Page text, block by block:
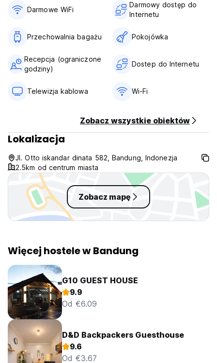
Zasady dotyczące dzieci
Dzieciom nie wolno.
Zasady dotyczące łóżek i dodatkowych łóżek
W tym obiekcie nie są dostępne łóżeczka dziecięce ani
Ograniczenie wiekowe
Akceptowane metody płatności
Wiza Maestro Mastercard
TABHotel Capsule Bandung akceptuje te karty i zastrzega
sobie prawo do tymczasowego wstrzymania kwoty przed
przyjazdem. (Auto-translated from original language)
Darmowe WiFi
Darmowy dostęp do
Internetu
Przechowalnia bagażu Pokojówka
Recepcja (ograniczone
godziny)
Dostep do Internetu
Telewizja kablowa Wi-Fi
Zobacz wszystkie obiektów
Lokalizacja
Jl. Otto iskandar dinata 582, Bandung, Indonezja
2.5km od centrum miasta
Zobacz mapę
Więcej hostele w Bandung
G10 GUEST HOUSE
9.9
Od €6.09
D&D Backpackers Guesthouse
9.6
Od €3.67